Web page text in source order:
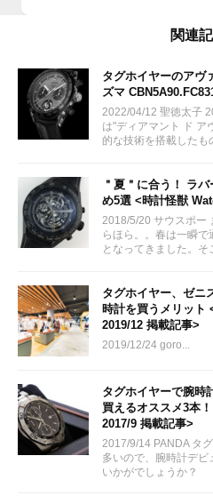
関連
タグホイヤーのアヴ
ズマ
2022/04/12 聖徳太子
は"ディアマント ド ア
的な技術を搭載したも
＂夏＂に合う！ ラ
め5選 <時計怪獣
2018/5/20 サウスポー
らほら。。春は一瞬
となってきました。
タグホイヤー、ゼニ
時計を買うメリット
2019/12 掲載記事>
2019/12/24 goro...
タグホイヤーで腕時
買えるオススメ3本
2017/9 掲載記事>
2017/9/14 PANDA タ
多いので、腕時計デビ
いかがでしょうか？